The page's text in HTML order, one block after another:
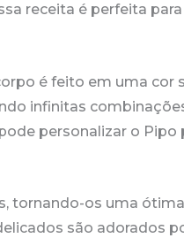
receita é perfeita
é feito em uma cor
infinitas
personalizar o Pipo
tornando-os uma
são adorados